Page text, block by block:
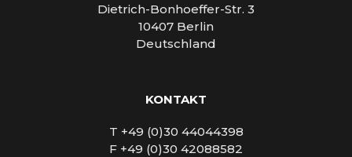
Dietrich-Bonhoeffer-Str. 3
10407 Berlin
Deutschland
KONTAKT
T +49 (0)30 44044398
F +49 (0)30 42088582